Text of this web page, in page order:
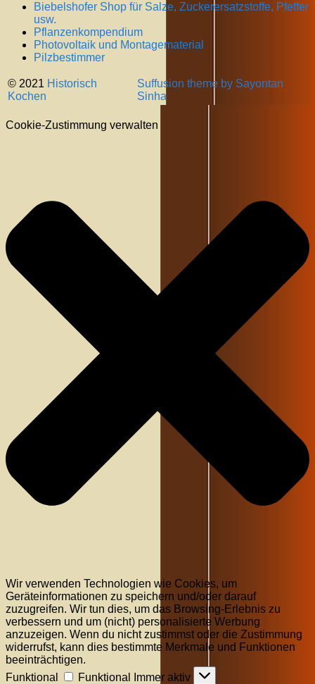
Biebelshofer Shop für Salze, Zuckerersatzstoffe, Pfeffer
usw.
Pflanzenkompendium
Photovoltaik und Montagematerial
Pilzbestimmer
© 2021 Historisch
Kochen
Suffusion theme by Sayontan
Sinha
Cookie-Zustimmung verwalten
Wir verwenden Technologien wie Cookies, um
Geräteinformationen zu speichern und/oder darauf
zuzugreifen. Wir tun dies, um das Browsing-Erlebnis zu
verbessern und um (nicht) personalisierte Werbung
anzuzeigen. Wenn du nicht zustimmst oder die Zustimmung
widerrufst, kann dies bestimmte Merkmale und Funktionen
beeinträchtigen.
Funktional
Funktional
Immer aktiv